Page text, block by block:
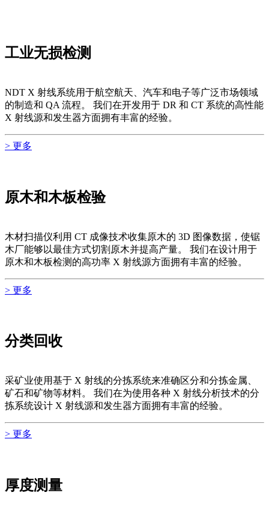
工业无损检测
NDT X 射线系统用于航空航天、汽车和电子等广泛市场领域
的制造和 QA 流程。 我们在开发用于 DR 和 CT 系统的高性能
X 射线源和发生器方面拥有丰富的经验。
> 更多
原木和木板检验
木材扫描仪利用 CT 成像技术收集原木的 3D 图像数据，使锯
木厂能够以最佳方式切割原木并提高产量。 我们在设计用于
原木和木板检测的高功率 X 射线源方面拥有丰富的经验。
> 更多
分类回收
采矿业使用基于 X 射线的分拣系统来准确区分和分拣金属、
矿石和矿物等材料。 我们在为使用各种 X 射线分析技术的分
拣系统设计 X 射线源和发生器方面拥有丰富的经验。
> 更多
厚度测量